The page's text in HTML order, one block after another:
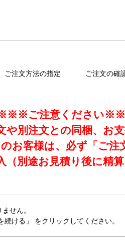
ご注文方法の指定 ご注文の確
ご注意ください
や別注文との同梱、お
お客様は、必ず「ご注
（別途お見積り後に精
せん。
ける」 をクリックしてください。